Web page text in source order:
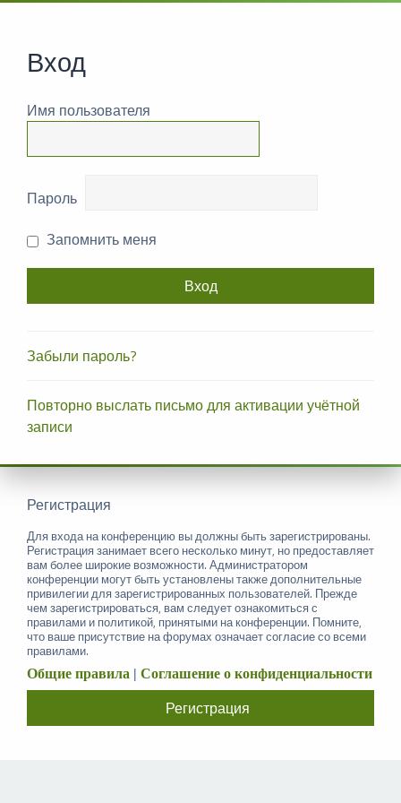
Вход
Имя пользователя
Пароль
Запомнить меня
Забыли пароль?
Повторно выслать письмо для активации учётной
записи
Регистрация
Для входа на конференцию вы должны быть зарегистрированы.
Регистрация занимает всего несколько минут, но предоставляет
вам более широкие возможности. Администратором
конференции могут быть установлены также дополнительные
привилегии для зарегистрированных пользователей. Прежде
чем зарегистрироваться, вам следует ознакомиться с
правилами и политикой, принятыми на конференции. Помните,
что ваше присутствие на форумах означает согласие со всеми
правилами.
Общие правила | Соглашение о конфиденциальности
Регистрация